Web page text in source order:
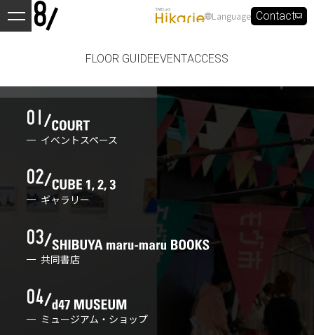
Language Contact
FLOOR GUIDEEVENTACCESS
イベントスペース
ギャラリー
共同書店
ミュージアム・ショップ